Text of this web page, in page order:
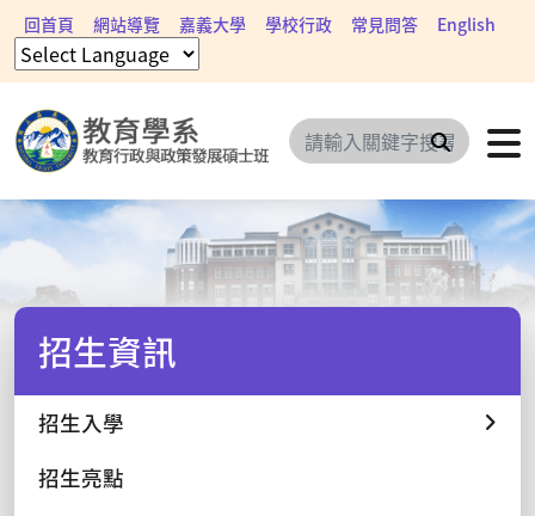
回首頁 網站導覽 嘉義大學 學校行政 常見問答 English
搜尋
招生資訊
招生入學
招生亮點